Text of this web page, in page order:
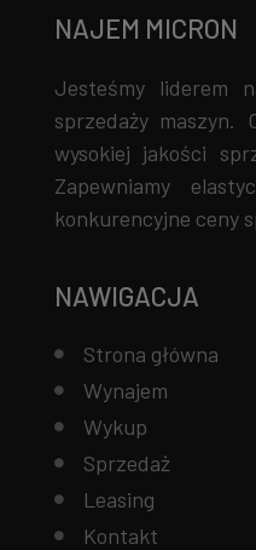
NAJEM MICRON
Jesteśmy liderem
sprzedaży maszyn.
wysokiej jakości
Zapewniamy
konkurencyjne ceny
NAWIGACJA
Strona główna
Wynajem
Wykup
Sprzedaż
Leasing
Kontakt